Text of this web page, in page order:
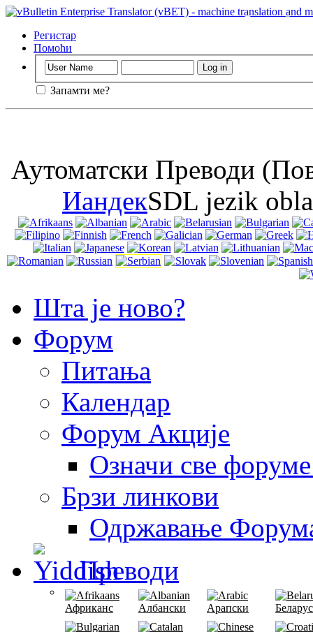
Важно: Ова
Регистар
Помоћи
Запамти ме?
Аутоматски Преводи
ИандекSDL jezik
Шта је ново?
Форум
Питања
Календар
Форум Акције
Означи све
Брзи линкови
Одржавање
Преводи
Африканс Албански Арапски